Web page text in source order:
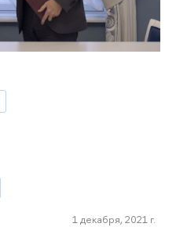
1 декабря, 2021 г.